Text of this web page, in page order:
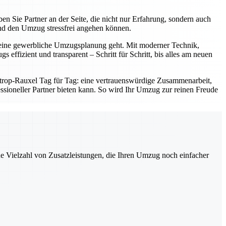
Sie Partner an der Seite, die nicht nur Erfahrung, sondern auch
den Umzug stressfrei angehen können.
gewerbliche Umzugsplanung geht. Mit moderner Technik,
effizient und transparent – Schritt für Schritt, bis alles am neuen
Rauxel Tag für Tag: eine vertrauenswürdige Zusammenarbeit,
Partner bieten kann. So wird Ihr Umzug zur reinen Freude
Vielzahl von Zusatzleistungen, die Ihren Umzug noch einfacher